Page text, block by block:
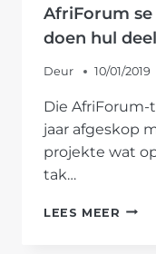
EN
AfriForum
doen hul
Deur 10/01/2019
Die
jaar afgeskop
projekte wat
tak…
LEES MEER